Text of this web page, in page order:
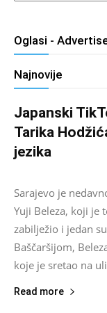
Oglasi -
Najnovije
Japanski
Tarika
jezika
Salim D. -
Sarajevo je
Yuji Beleza, koji je
zabilježio i jedan
Baščaršijom,
koje je sretao na
Read more